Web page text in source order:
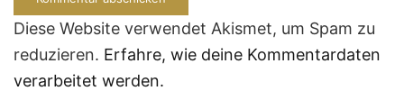
Diese Website verwendet Akismet, um Spam zu
reduzieren. Erfahre, wie deine Kommentardaten
verarbeitet werden.